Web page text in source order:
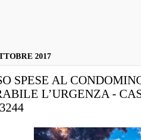
2017
SPESE AL
L’URGENZA -